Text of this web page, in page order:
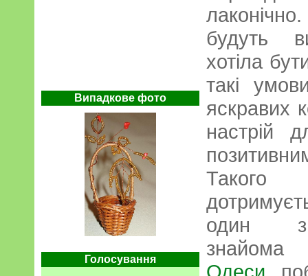
Випадкове фото
Голосування
будуть
хотіла
такі
яскравих
настрій
Такого
один з